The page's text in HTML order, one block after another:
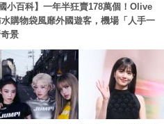
小百科】一年半狂賣178萬個！Olive
購物袋風靡外國遊客，機場「人手一
景